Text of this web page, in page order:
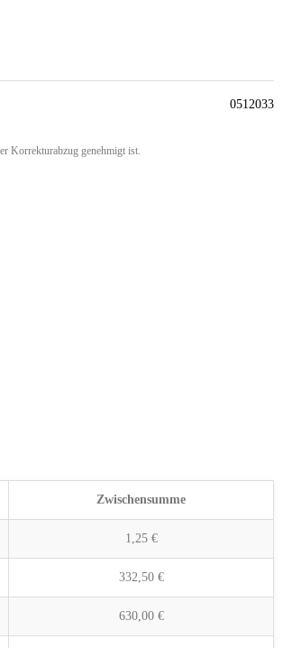
0512033
Korrekturabzug genehmigt ist.
Zwischensumme
1,25 €
332,50 €
630,00 €